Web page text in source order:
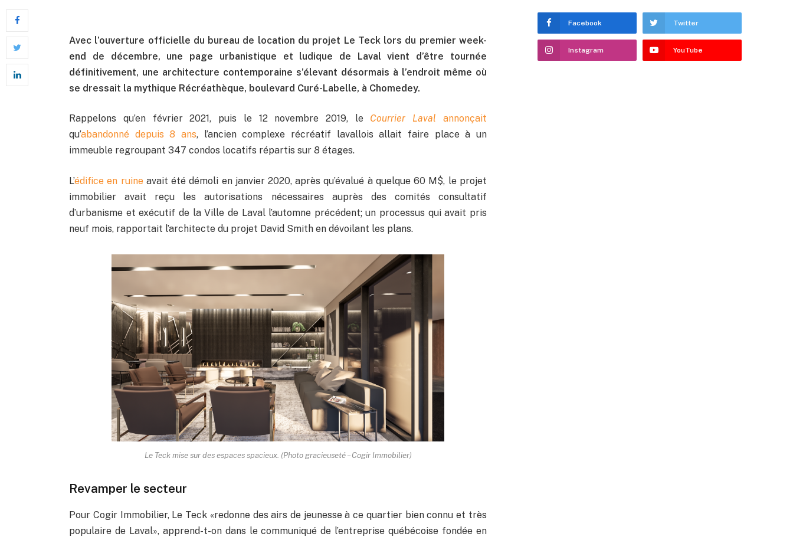
Avec l’ouverture officielle du bureau de location du projet Le Teck lors du premier week-
end de décembre, une page urbanistique et ludique de Laval vient d’être tournée
définitivement, une architecture contemporaine s’élevant désormais à l’endroit même où
se dressait la mythique Récréathèque, boulevard Curé-Labelle, à Chomedey.
Rappelons qu’en février 2021, puis le 12 novembre 2019, le Courrier Laval annonçait
qu’abandonné depuis 8 ans, l’ancien complexe récréatif lavallois allait faire place à un
immeuble regroupant 347 condos locatifs répartis sur 8 étages.
L’édifice en ruineavait été démoli en janvier 2020, après qu’évalué à quelque 60 M$, le projet
immobilier avait reçu les autorisations nécessaires auprès des comités consultatif
d’urbanisme et exécutif de la Ville de Laval l’automne précédent; un processus qui avait pris
neuf mois, rapportait l’architecte du projet David Smith en dévoilant les plans.
Le Teck mise sur des espaces spacieux. (Photo gracieuseté – Cogir Immobilier)
Revamper le secteur
Pour Cogir Immobilier, Le Teck «redonne des airs de jeunesse à ce quartier bien connu et très
populaire de Laval», apprend-t-on dans le communiqué de l’entreprise québécoise fondée en
Facebook Twitter
Instagram YouTube